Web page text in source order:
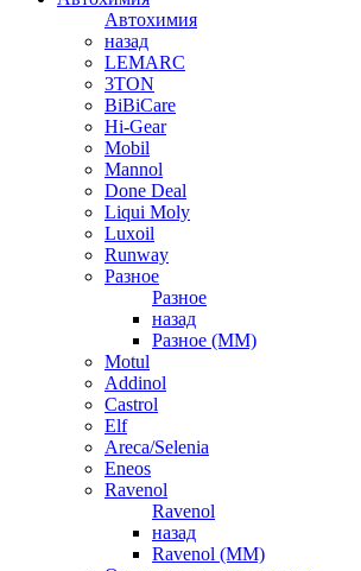
Автохимия
назад
LEMARC
3TON
BiBiCare
Hi-Gear
Mobil
Mannol
Done Deal
Liqui Moly
Luxoil
Runway
Разное
Разное
назад
Разное (ММ)
Motul
Addinol
Castrol
Elf
Areca/Selenia
Eneos
Ravenol
Ravenol
назад
Ravenol (ММ)